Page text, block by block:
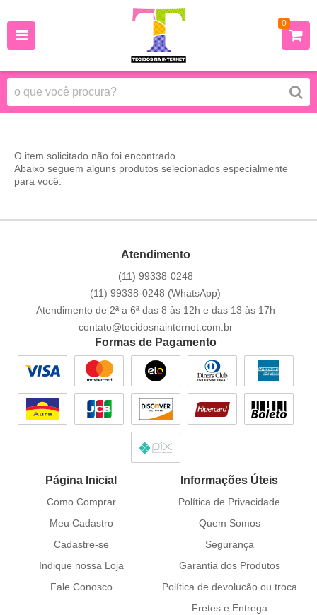
0
O item solicitado não foi encontrado.
Abaixo seguem alguns produtos selecionados especialmente
para você.
Atendimento
(11) 99338-0248
(11) 99338-0248 (WhatsApp)
Atendimento de 2ª a 6ª das 8 às 12h e das 13 às 17h
contato@tecidosnainternet.com.br
Formas de Pagamento
Página Inicial
Como Comprar
Meu Cadastro
Cadastre-se
Indique nossa Loja
Fale Conosco
Informações Úteis
Política de Privacidade
Quem Somos
Segurança
Garantia dos Produtos
Política de devolucão ou troca
Fretes e Entrega